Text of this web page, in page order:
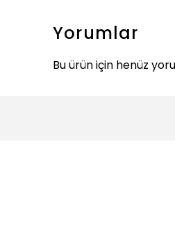
Yorumlar
Bu ürün için henüz